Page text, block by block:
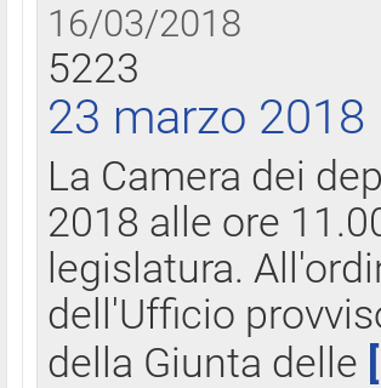
16/03/2018
5223
23 marzo
La Camera dei
2018 alle ore
legislatura.
dell'Ufficio
della Giunta delle